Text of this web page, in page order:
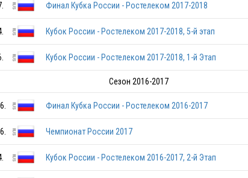
RUS
RUS
RUS
Финал Кубка России - Ростелеком 2017-2018
Кубок России - Ростелеком 2017-2018, 5-й этап
Кубок России - Ростелеком 2017-2018, 1-й Этап
Сезон 2016-2017
Финал Кубка России - Ростелеком 2016-2017
Чемпионат России 2017
Кубок России - Ростелеком 2016-2017, 2-й Этап